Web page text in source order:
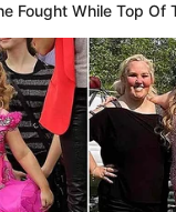
Fought While Top Of